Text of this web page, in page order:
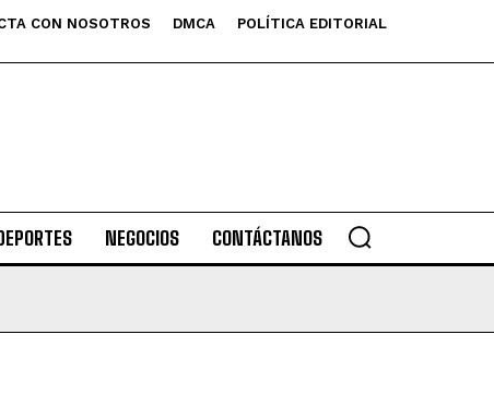
CON NOSOTROS DMCA
POLÍTICA EDITORIAL
NEGOCIOS CONTÁCTANOS